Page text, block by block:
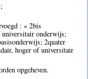
: « 2bis
universitair onderwijs;
2quater
hoger of universitair
opgeheven.